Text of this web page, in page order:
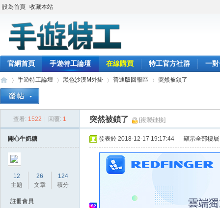
設為首頁 收藏本站
官網首頁 手遊特工論壇 在線購買 特工官方社群 一
手遊特工論壇
›
黑色沙漠M外掛
›
普通版回報區
›
突然被鎖了
查看: 1522 回覆: 1 突然被鎖了 [複製鏈接]
開心牛奶糖
12
主題
26
文章
124
積分
註冊會員
發表於 2018-12-17 19:17:44 顯示全部樓層